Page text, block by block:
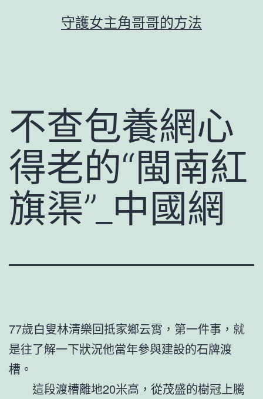
守護女主角哥哥的方法
不查包養網心
得老的“閩南紅
旗渠”_中國網
77歲白叟林清樂回抵家鄉云霄，第一件事，就
是往了解一下狀況他當年參與建設的石牌渡
槽。
這段渡槽離地20米高，從茂盛的樹冠上騰